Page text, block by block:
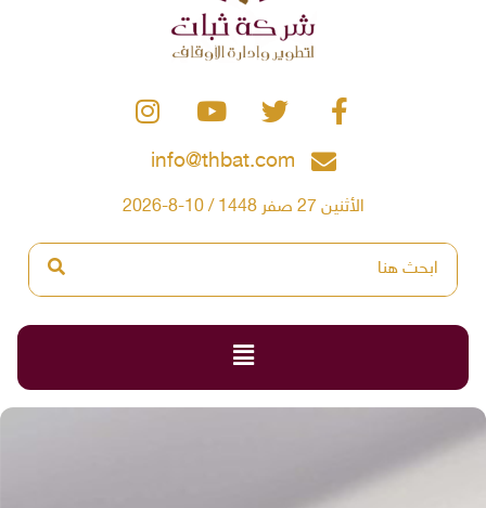
info@thbat.com
الأثنين 27 صفر 1448 / 10-8-2026